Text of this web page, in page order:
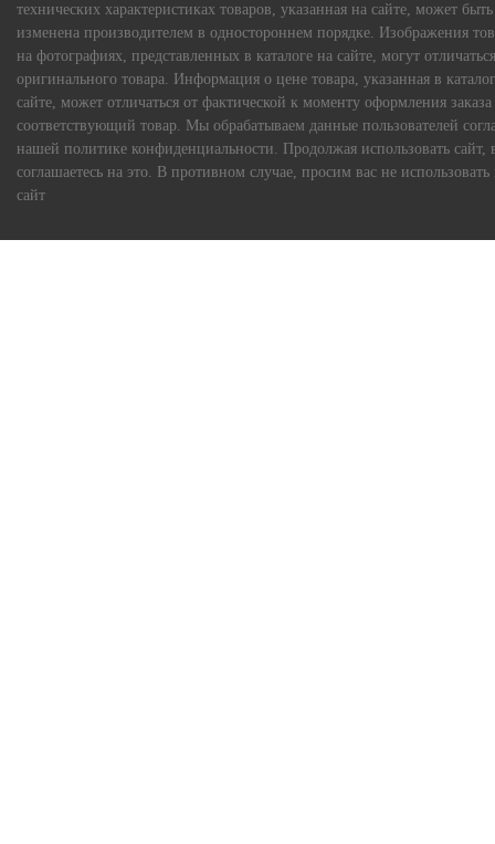
технических характеристиках товаров, указанная на сайте, может быть
изменена производителем в одностороннем порядке. Изображения
на фотографиях, представленных в каталоге на сайте, могут
оригинального товара. Информация о цене товара, указанная в
сайте, может отличаться от фактической к моменту оформления заказа
соответствующий товар. Мы обрабатываем данные пользователей
нашей политике конфиденциальности. Продолжая использовать сайт,
соглашаетесь на это. В противном случае, просим вас не
сайт